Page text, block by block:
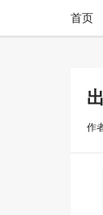
首页
作